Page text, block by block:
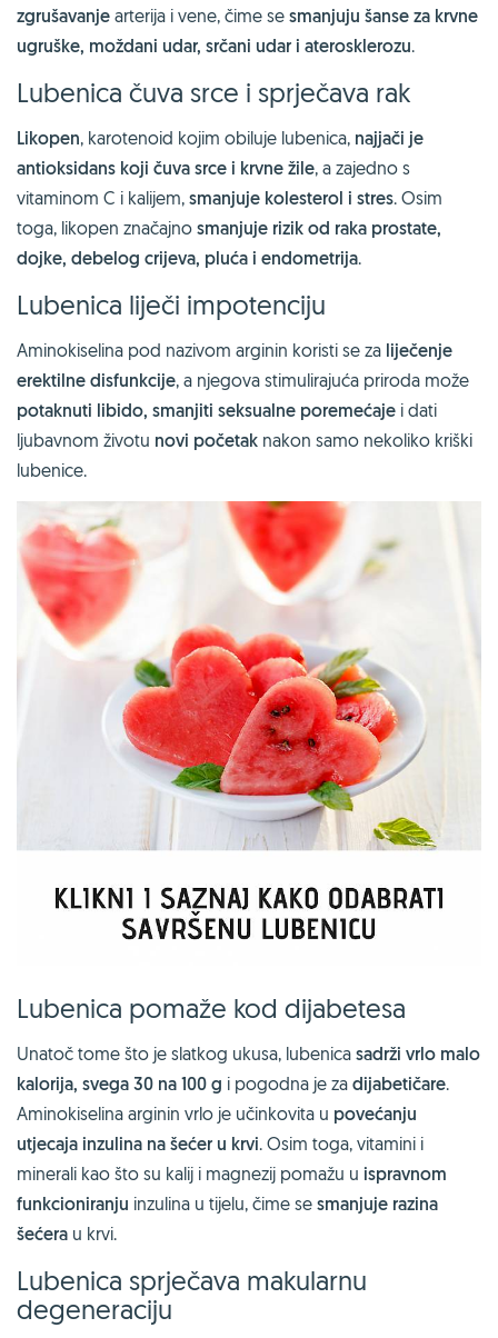
zgrušavanje arterija i vene, čime se smanjuju šanse za krvne
ugruške, moždani udar, srčani udar i aterosklerozu.
Lubenica čuva srce i sprječava rak
Likopen, karotenoid kojim obiluje lubenica, najjači je
antioksidans koji čuva srce i krvne žile, a zajedno s
vitaminom C i kalijem, smanjuje kolesterol i stres. Osim
toga, likopen značajno smanjuje rizik od raka prostate,
dojke, debelog crijeva, pluća i endometrija.
Lubenica liječi impotenciju
Aminokiselina pod nazivom arginin koristi se za liječenje
erektilne disfunkcije, a njegova stimulirajuća priroda može
potaknuti libido, smanjiti seksualne poremećaje i dati
ljubavnom životu novi početak nakon samo nekoliko kriški
lubenice.
Lubenica pomaže kod dijabetesa
Unatoč tome što je slatkog ukusa, lubenica sadrži vrlo malo
kalorija, svega 30 na 100 g i pogodna je za dijabetičare.
Aminokiselina arginin vrlo je učinkovita u povećanju
utjecaja inzulina na šećer u krvi. Osim toga, vitamini i
minerali kao što su kalij i magnezij pomažu u ispravnom
funkcioniranju inzulina u tijelu, čime se smanjuje razina
šećera u krvi.
Lubenica sprječava makularnu
degeneraciju